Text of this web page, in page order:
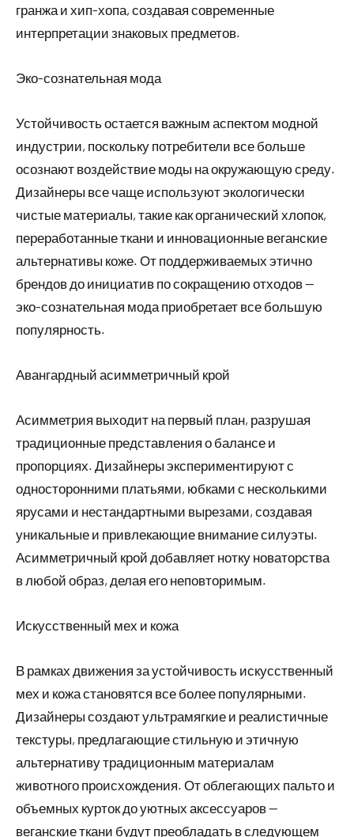
гранжа и хип-хопа, создавая современные
интерпретации знаковых предметов.
Эко-сознательная мода
Устойчивость остается важным аспектом модной
индустрии, поскольку потребители все больше
осознают воздействие моды на окружающую среду.
Дизайнеры все чаще используют экологически
чистые материалы, такие как органический хлопок,
переработанные ткани и инновационные веганские
альтернативы коже. От поддерживаемых этично
брендов до инициатив по сокращению отходов —
эко-сознательная мода приобретает все большую
популярность.
Авангардный асимметричный крой
Асимметрия выходит на первый план, разрушая
традиционные представления о балансе и
пропорциях. Дизайнеры экспериментируют с
односторонними платьями, юбками с несколькими
ярусами и нестандартными вырезами, создавая
уникальные и привлекающие внимание силуэты.
Асимметричный крой добавляет нотку новаторства
в любой образ, делая его неповторимым.
Искусственный мех и кожа
В рамках движения за устойчивость искусственный
мех и кожа становятся все более популярными.
Дизайнеры создают ультрамягкие и реалистичные
текстуры, предлагающие стильную и этичную
альтернативу традиционным материалам
животного происхождения. От облегающих пальто и
объемных курток до уютных аксессуаров —
веганские ткани будут преобладать в следующем